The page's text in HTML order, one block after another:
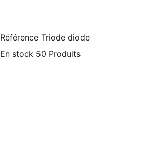
Référence Triode diode
En stock 50 Produits